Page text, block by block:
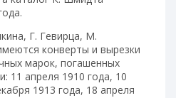
Г. Гевирца, М.
конверты и вырезки
марок, погашенных
11 апреля 1910 года, 10
1913 года, 18 апреля